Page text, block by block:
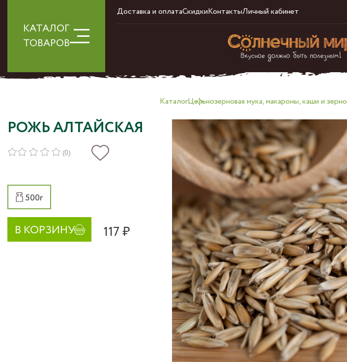
КАТАЛОГ
ТОВАРОВ
Доставка и оплатаСкидкиКонтактыЛичный кабинет
КаталогЦельнозерновая мука, макароны, каши и зерно
РОЖЬ АЛТАЙСКАЯ
(0)
500г
В КОРЗИНУ 117 ₽